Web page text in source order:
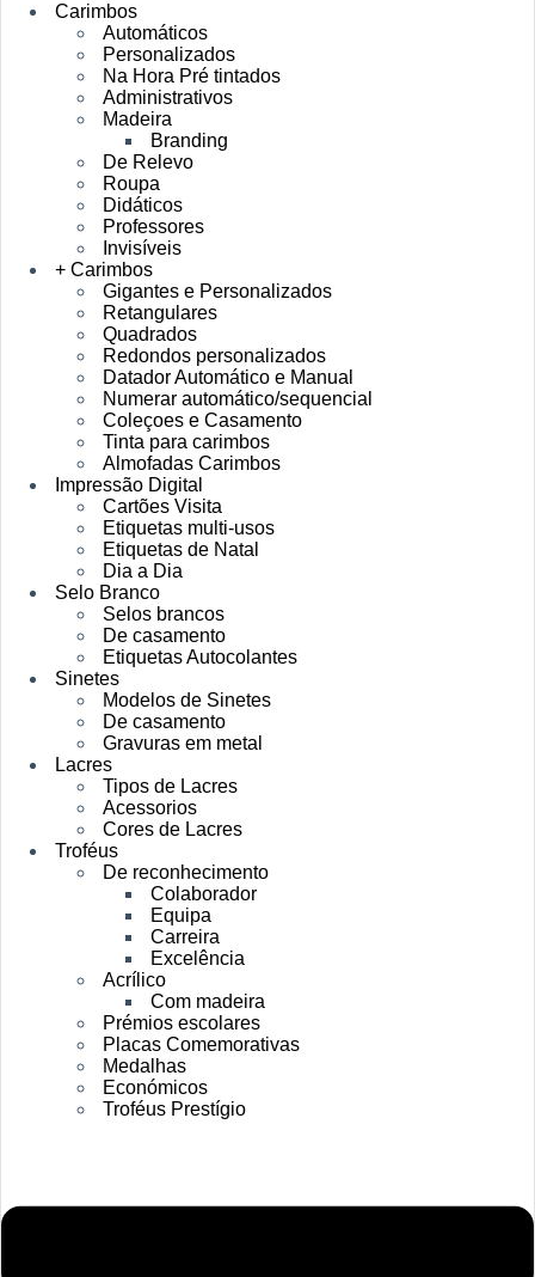
Carimbos
Automáticos
Personalizados
Na Hora Pré tintados
Administrativos
Madeira
Branding
De Relevo
Roupa
Didáticos
Professores
Invisíveis
+ Carimbos
Gigantes e Personalizados
Retangulares
Quadrados
Redondos personalizados
Datador Automático e Manual
Numerar automático/sequencial
Coleçoes e Casamento
Tinta para carimbos
Almofadas Carimbos
Impressão Digital
Cartões Visita
Etiquetas multi-usos
Etiquetas de Natal
Dia a Dia
Selo Branco
Selos brancos
De casamento
Etiquetas Autocolantes
Sinetes
Modelos de Sinetes
De casamento
Gravuras em metal
Lacres
Tipos de Lacres
Acessorios
Cores de Lacres
Troféus
De reconhecimento
Colaborador
Equipa
Carreira
Excelência
Acrílico
Com madeira
Prémios escolares
Placas Comemorativas
Medalhas
Económicos
Troféus Prestígio